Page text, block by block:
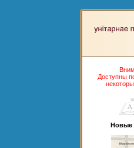
Доступны
Новые